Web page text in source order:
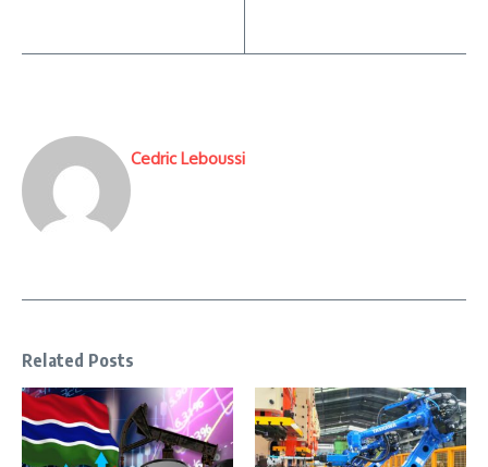
Cedric Leboussi
Related Posts